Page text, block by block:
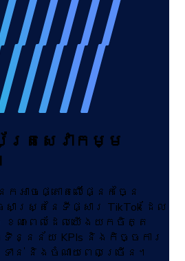
រសេវាកម្ម
អាចផ្តោតលើផ្នែកច្នៃ
ស្ត្រនៃទីផ្សារ TikTok ដែល
ណៈពេលដែលយើងយកចិត្ត
ទិន្នន័យ KPIs និងកិច្ចការ
ាន់ និងចំណាយពេលច្រើន។